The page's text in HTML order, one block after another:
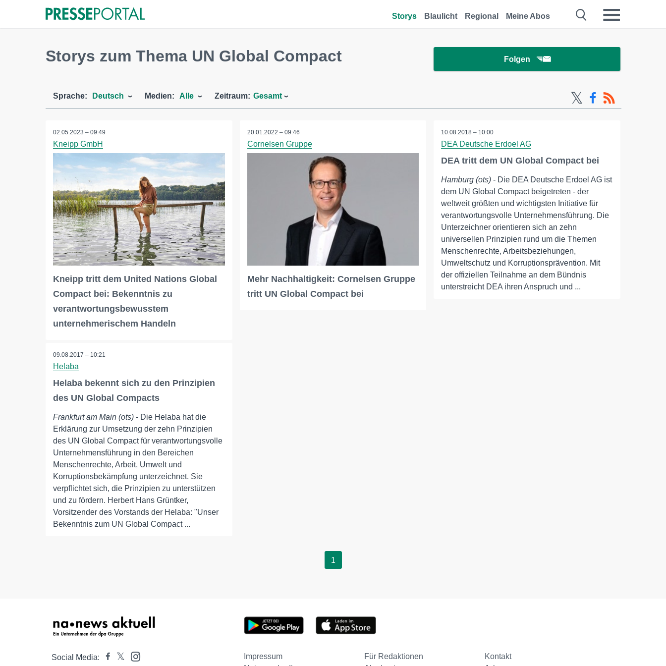
Storys Blaulicht Regional Meine Abos
Storys zum Thema UN Global Compact Folgen
Sprache: Deutsch Medien: Alle Zeitraum: Gesamt
02.05.2023 – 09:49
Kneipp GmbH
Kneipp tritt dem United Nations Global
Compact bei: Bekenntnis zu
verantwortungsbewusstem
unternehmerischem Handeln
20.01.2022 – 09:46
Cornelsen Gruppe
Mehr Nachhaltigkeit: Cornelsen Gruppe
tritt UN Global Compact bei
10.08.2018 – 10:00
DEA Deutsche Erdoel AG
DEA tritt dem UN Global Compact bei
Hamburg (ots) - Die DEA Deutsche Erdoel AG ist
dem UN Global Compact beigetreten - der
weltweit größten und wichtigsten Initiative für
verantwortungsvolle Unternehmensführung. Die
Unterzeichner orientieren sich an zehn
universellen Prinzipien rund um die Themen
Menschenrechte, Arbeitsbeziehungen,
Umweltschutz und Korruptionsprävention. Mit
der offiziellen Teilnahme an dem Bündnis
unterstreicht DEA ihren Anspruch und ...
09.08.2017 – 10:21
Helaba
Helaba bekennt sich zu den Prinzipien
des UN Global Compacts
Frankfurt am Main (ots) - Die Helaba hat die
Erklärung zur Umsetzung der zehn Prinzipien
des UN Global Compact für verantwortungsvolle
Unternehmensführung in den Bereichen
Menschenrechte, Arbeit, Umwelt und
Korruptionsbekämpfung unterzeichnet. Sie
verpflichtet sich, die Prinzipien zu unterstützen
und zu fördern. Herbert Hans Grüntker,
Vorsitzender des Vorstands der Helaba: "Unser
Bekenntnis zum UN Global Compact ...
1
Social Media: Impressum Für Redaktionen
Kontakt